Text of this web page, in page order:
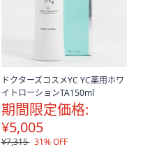
ドクターズコスメYC YC薬用ホワ
イトローションTA150ml
期間限定価格:
¥5,005
¥7,315 31% OFF